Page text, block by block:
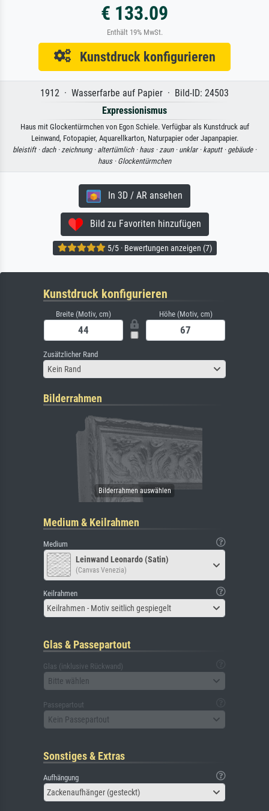
€ 133.09
Enthält 19% MwSt.
Kunstdruck konfigurieren
1912 · Wasserfarbe auf Papier · Bild-ID: 24503
Expressionismus
Haus mit Glockentürmchen von Egon Schiele. Verfügbar als Kunstdruck auf
Leinwand, Fotopapier, Aquarellkarton, Naturpapier oder Japanpapier.
bleistift · dach ·zeichnung · altertümlich · haus ·zaun · unklar · kaputt · gebäude ·
haus · Glockentürmchen
In 3D / AR ansehen
Bild zu Favoriten hinzufügen
5/5 · Bewertungen anzeigen (7)
Kunstdruck konfigurieren
Breite (Motiv, cm) Höhe (Motiv, cm)
Zusätzlicher Rand
Kein Rand
Bilderrahmen
Medium & Keilrahmen
Medium
Leinwand Leonardo (Satin)
(Canvas Venezia)
Keilrahmen
Keilrahmen - Motiv seitlich gespiegelt
Glas & Passepartout
Glas (inklusive Rückwand)
Bitte wählen
Passepartout
Kein Passepartout
Sonstiges & Extras
Aufhängung
Zackenaufhänger (gesteckt)